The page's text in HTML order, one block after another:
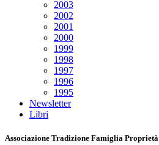
2003
2002
2001
2000
1999
1998
1997
1996
1995
Newsletter
Libri
Associazione Tradizione Famiglia Proprietà